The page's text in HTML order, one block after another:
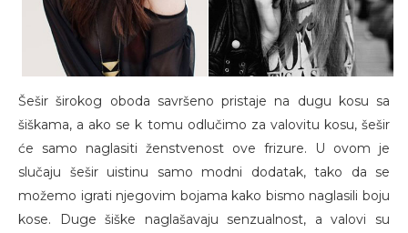
Šešir širokog oboda savršeno pristaje na dugu kosu sa
šiškama, a ako se k tomu odlučimo za valovitu kosu, šešir
će samo naglasiti ženstvenost ove frizure. U ovom je
slučaju šešir uistinu samo modni dodatak, tako da se
možemo igrati njegovim bojama kako bismo naglasili boju
kose. Duge šiške naglašavaju senzualnost, a valovi su